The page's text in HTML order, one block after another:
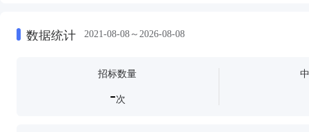
数据统计 2021-08-08～2026-08-08
招标数量
-次